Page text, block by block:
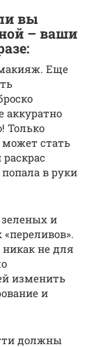
вы
– ваши
Еще
аккуратно
Только
стать
в руки
и
никак не для
изменить
и
должны